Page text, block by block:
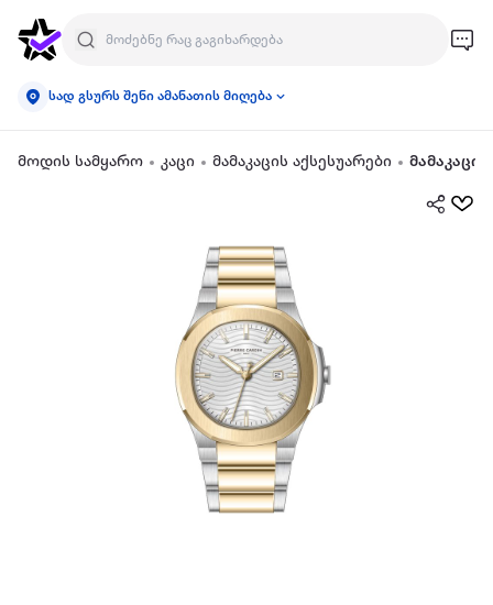
სად გსურს შენი ამანათის მიღება
მოდის სამყარო კაცი მამაკაცის აქსესუარები